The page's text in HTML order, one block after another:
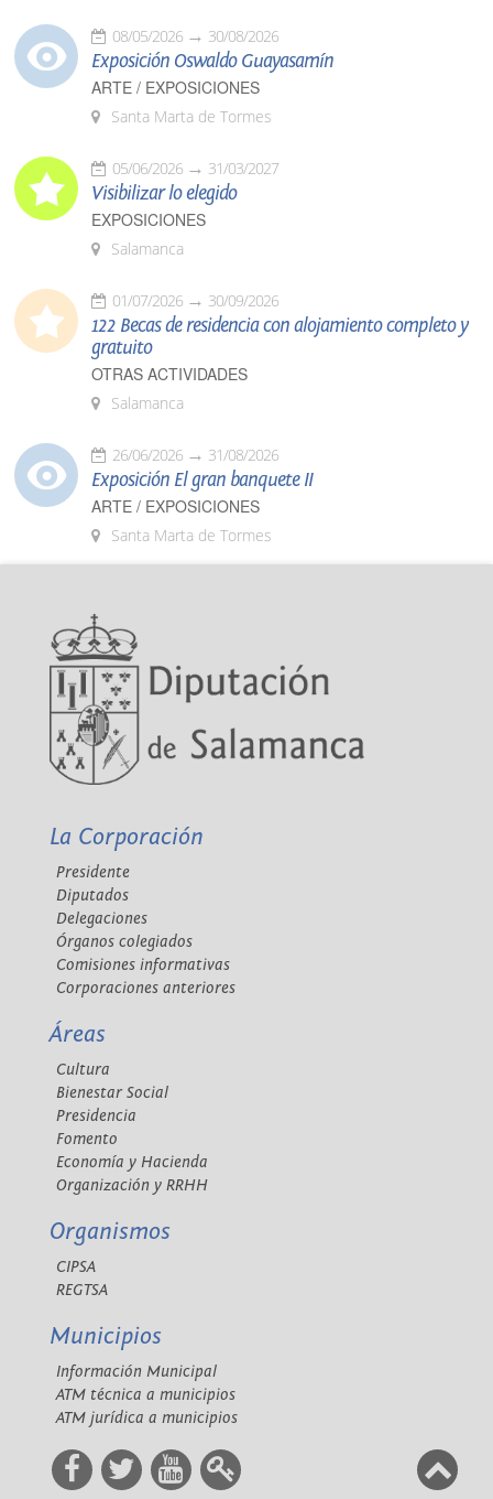
08/05/2026 30/08/2026
Exposición Oswaldo Guayasamín
ARTE / EXPOSICIONES
Santa Marta de Tormes
05/06/2026 31/03/2027
Visibilizar lo elegido
EXPOSICIONES
Salamanca
01/07/2026 30/09/2026
122 Becas de residencia con alojamiento completo y
gratuito
OTRAS ACTIVIDADES
Salamanca
26/06/2026 31/08/2026
Exposición El gran banquete II
ARTE / EXPOSICIONES
Santa Marta de Tormes
La Corporación
Presidente
Diputados
Delegaciones
Órganos colegiados
Comisiones informativas
Corporaciones anteriores
Áreas
Cultura
Bienestar Social
Presidencia
Fomento
Economía y Hacienda
Organización y RRHH
Organismos
CIPSA
REGTSA
Municipios
Información Municipal
ATM técnica a municipios
ATM jurídica a municipios